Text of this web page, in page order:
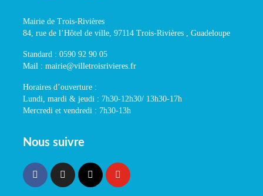
Mairie de Trois-Rivières
84, rue de l’Hôtel de ville, 97114 Trois-Rivières , Guadeloupe
Standard : 0590 92 90 05
Mail : mairie@villetroisrivieres.fr
Horaires d’ouverture :
Lundi, mardi & jeudi : 7h30-12h30/ 13h30-17h
Mercredi et vendredi : 7h30-13h
Nous suivre